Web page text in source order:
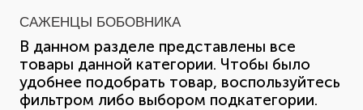
САЖЕНЦЫ БОБОВНИКА
В данном разделе представлены все
товары данной категории. Чтобы было
удобнее подобрать товар, воспользуйтесь
фильтром либо выбором подкатегории.